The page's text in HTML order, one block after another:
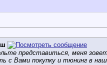
представиться, меня
с Вами покупку и тюнинг в